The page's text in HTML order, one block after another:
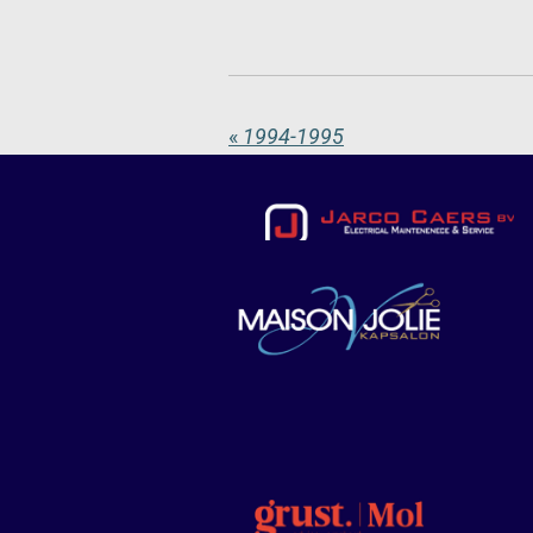
« 1994-1995